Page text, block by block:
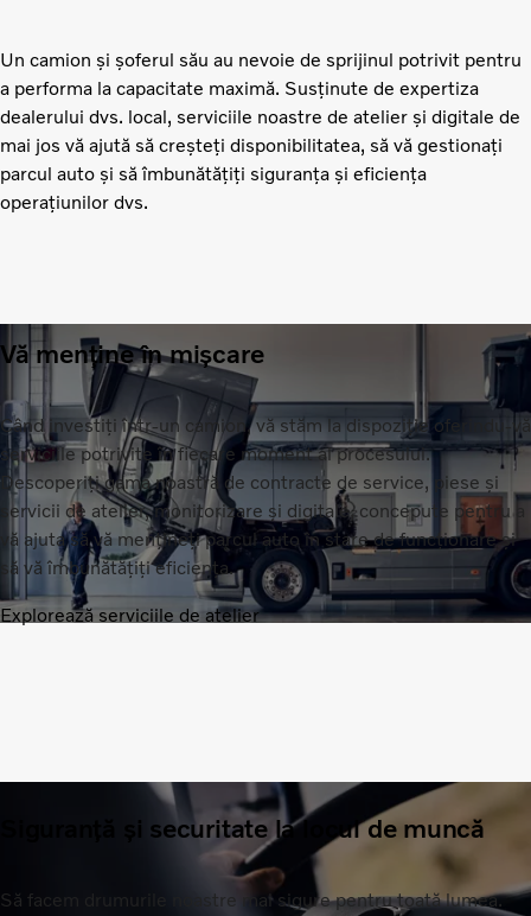
Un camion și șoferul său au nevoie de sprijinul potrivit pentru
a performa la capacitate maximă. Susținute de expertiza
dealerului dvs. local, serviciile noastre de atelier și digitale de
mai jos vă ajută să creșteți disponibilitatea, să vă gestionați
parcul auto și să îmbunătățiți siguranța și eficiența
operațiunilor dvs.
Vă menține în mișcare
Când investiți într-un camion, vă stăm la dispoziție oferindu-vă
serviciile potrivite în fiecare moment al procesului.
Descoperiți gama noastră de contracte de service, piese și
servicii de atelier, monitorizare și digitale, concepute pentru a
vă ajuta să vă mențineți parcul auto în stare de funcționare și
să vă îmbunătățiți eficiența.
Explorează serviciile de atelier
Siguranță și securitate la locul de muncă
Să facem drumurile noastre mai sigure pentru toată lumea.